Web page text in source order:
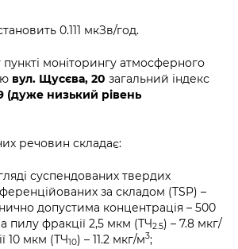
військова адміністрація
воєнного стану
0.111 мкЗв/год.
моніторингу атмосферного
вул. Щусєва, 20 загальний індекс
(дуже низький рівень
речовин складає:
суспендованих твердих
за складом (TSP) –
допустима концентрація – 500
пилу фракції 2,5 мкм (ТЧ2.5) – 7.8 мкг/
10 мкм (ТЧ10) – 11.2 мкг/м3;